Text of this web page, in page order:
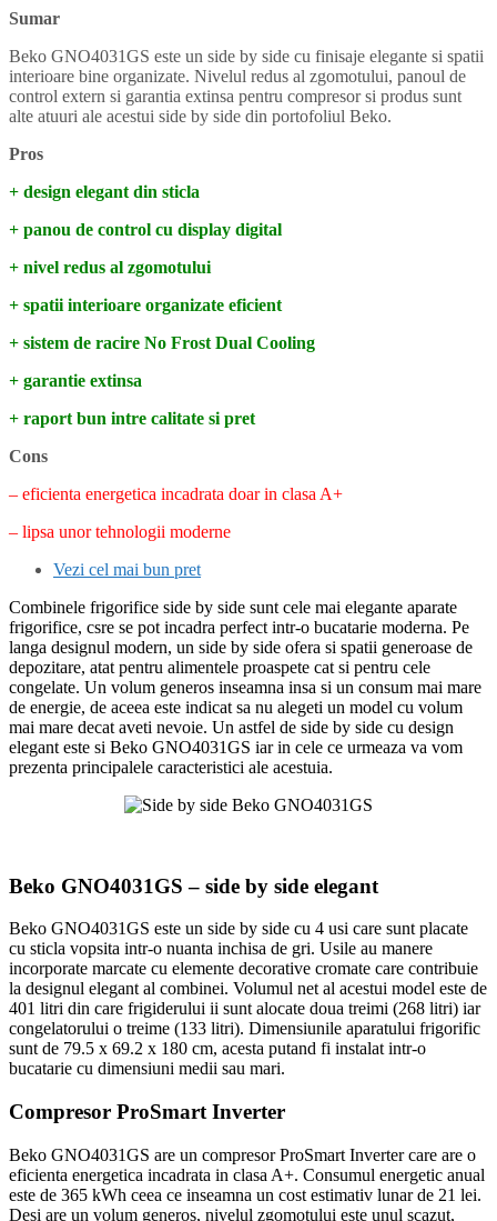
Sumar
Beko GNO4031GS este un side by side cu finisaje elegante si spatii
interioare bine organizate. Nivelul redus al zgomotului, panoul de
control extern si garantia extinsa pentru compresor si produs sunt
alte atuuri ale acestui side by side din portofoliul Beko.
Pros
+ design elegant din sticla
+ panou de control cu display digital
+ nivel redus al zgomotului
+ spatii interioare organizate eficient
+ sistem de racire No Frost Dual Cooling
+ garantie extinsa
+ raport bun intre calitate si pret
Cons
– eficienta energetica incadrata doar in clasa A+
– lipsa unor tehnologii moderne
Vezi cel mai bun pret
Combinele frigorifice side by side sunt cele mai elegante aparate
frigorifice, csre se pot incadra perfect intr-o bucatarie moderna. Pe
langa designul modern, un side by side ofera si spatii generoase de
depozitare, atat pentru alimentele proaspete cat si pentru cele
congelate. Un volum generos inseamna insa si un consum mai mare
de energie, de aceea este indicat sa nu alegeti un model cu volum
mai mare decat aveti nevoie. Un astfel de side by side cu design
elegant este si Beko GNO4031GS iar in cele ce urmeaza va vom
prezenta principalele caracteristici ale acestuia.
Beko GNO4031GS – side by side elegant
Beko GNO4031GS este un side by side cu 4 usi care sunt placate
cu sticla vopsita intr-o nuanta inchisa de gri. Usile au manere
incorporate marcate cu elemente decorative cromate care contribuie
la designul elegant al combinei. Volumul net al acestui model este de
401 litri din care frigiderului ii sunt alocate doua treimi (268 litri) iar
congelatorului o treime (133 litri). Dimensiunile aparatului frigorific
sunt de 79.5 x 69.2 x 180 cm, acesta putand fi instalat intr-o
bucatarie cu dimensiuni medii sau mari.
Compresor ProSmart Inverter
Beko GNO4031GS are un compresor ProSmart Inverter care are o
eficienta energetica incadrata in clasa A+. Consumul energetic anual
este de 365 kWh ceea ce inseamna un cost estimativ lunar de 21 lei.
Desi are un volum generos, nivelul zgomotului este unul scazut,